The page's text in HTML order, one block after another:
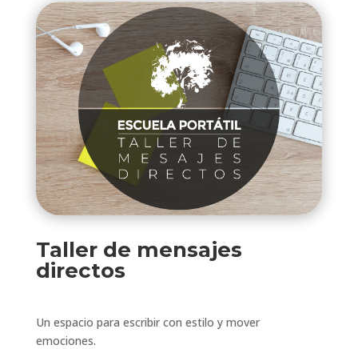
Taller de mensajes
directos
Un espacio para escribir con estilo y mover
emociones.